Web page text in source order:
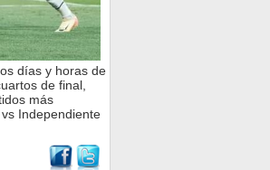
días y horas de
de final,
más
Independiente